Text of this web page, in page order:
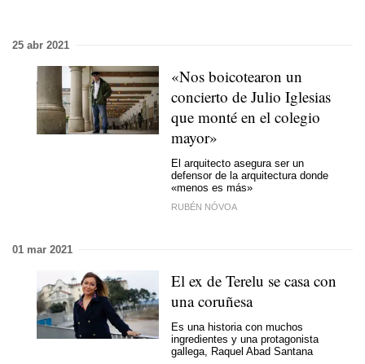
25 abr 2021
«Nos boicotearon un
concierto de Julio Iglesias
que monté en el colegio
mayor»
El arquitecto asegura ser un
defensor de la arquitectura donde
«menos es más»
RUBÉN NÓVOA
01 mar 2021
El ex de Terelu se casa con
una coruñesa
Es una historia con muchos
ingredientes y una protagonista
gallega, Raquel Abad Santana